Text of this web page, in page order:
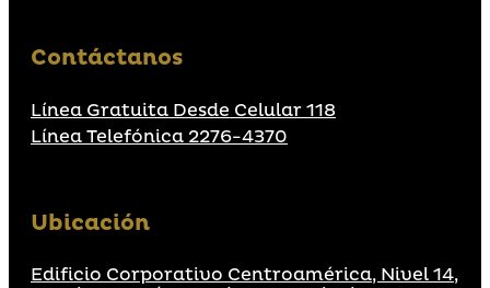
Contáctanos
Línea Gratuita Desde Celular 118
Línea Telefónica 2276-4370
Ubicación
Edificio Corporativo Centroamérica, Nivel 14,